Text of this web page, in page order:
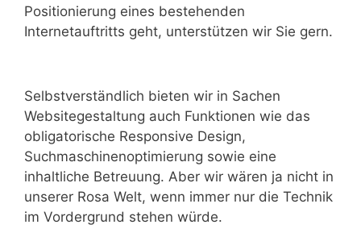
Positionierung eines bestehenden
Internetauftritts geht, unterstützen wir Sie gern.
Selbstverständlich bieten wir in Sachen
Websitegestaltung auch Funktionen wie das
obligatorische Responsive Design,
Suchmaschinenoptimierung sowie eine
inhaltliche Betreuung. Aber wir wären ja nicht in
unserer Rosa Welt, wenn immer nur die Technik
im Vordergrund stehen würde.